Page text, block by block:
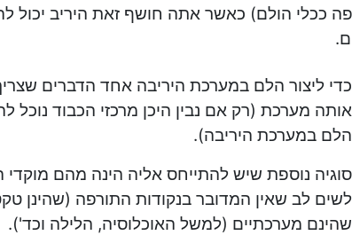
ככלי הולם) כאשר אתה חושף זאת היריב יכול
כדי ליצור הלם במערכת היריבה אחד הדברים
אותה מערכת (רק אם נבין היכן מרכזי הכבוד נוכל
הלם במערכת היריבה).
סוגיה נוספת שיש להתייחס אליה הינה מהם
לשים לב שאין המדובר בנקודות התורפה (שהינן
שהינם מערכתיים (למשל האוכלוסיה, הלילה וכד').